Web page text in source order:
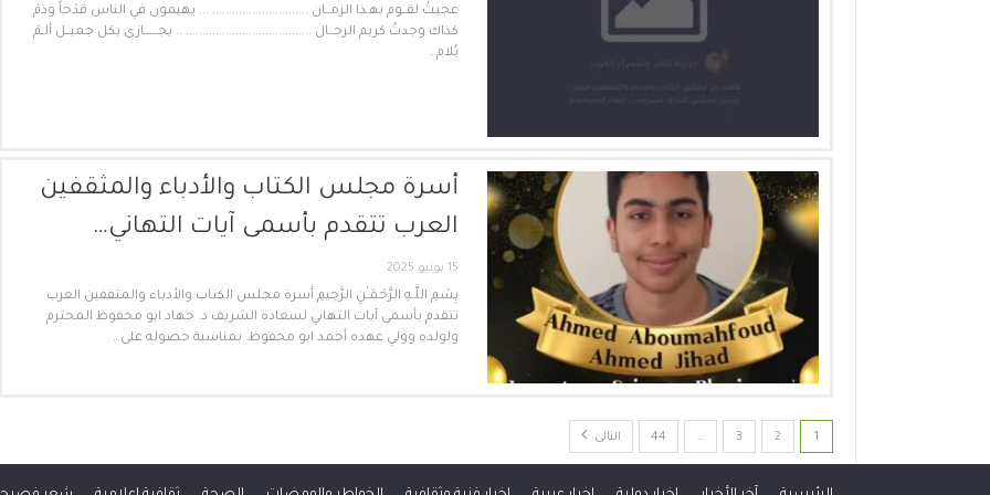
عجبـتُ لقــوم بهـذا الزمــان ............................. ... يهيمون في الناس قدْحاً وذمْ
كذاك وجدتُ كريم الرجــال ...................................... .. يجــــــازى بكل جميــل ألـمْ
يُلام…
أسرة مجلس الكتاب والأدباء والمثقفين
العرب تتقدم بأسمى آيات التهاني…
15 يونيو 2025
بِسْمِ اللَّـهِ الرَّحْمَـٰنِ الرَّحِيمِ أسرة مجلس الكتاب والأدباء والمثقفين العرب
تتقدم بأسمى آيات التهاني لسعادة الشريف د. جهاد ابو محفوظ المحترم
ولولده وولي عهده أحمد ابو محفوظ. بمناسبة حصوله على…
1
2
3
…
44 التالى